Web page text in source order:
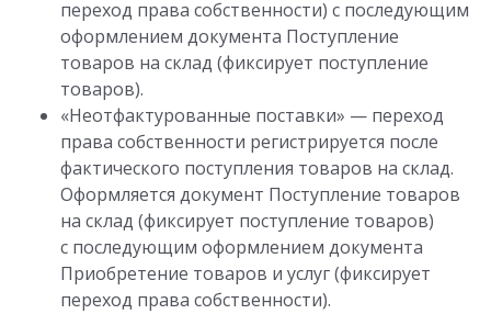
переход права собственности) с последующим
оформлением документа Поступление
товаров на склад (фиксирует поступление
товаров).
«Неотфактурованные поставки» — переход
права собственности регистрируется после
фактического поступления товаров на склад.
Оформляется документ Поступление товаров
на склад (фиксирует поступление товаров)
с последующим оформлением документа
Приобретение товаров и услуг (фиксирует
переход права собственности).